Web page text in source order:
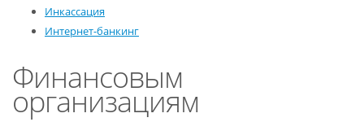
Инкассация
Интернет-банкинг
Финансовым
организациям